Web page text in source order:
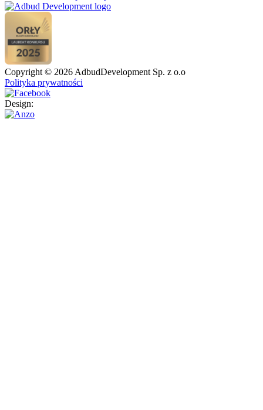
Copyright © 2026 AdbudDevelopment Sp. z o.o
Polityka prywatności
Design: